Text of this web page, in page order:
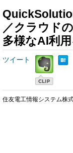
／クラウド
多様なAI利
ツイート
住友電工情報システム株